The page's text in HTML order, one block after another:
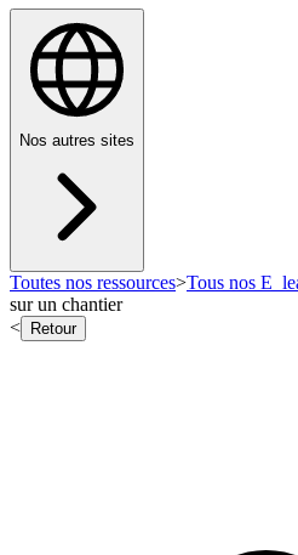
Nos autres sites
Toutes nos ressources>Tous nos
sur un chantier
<
Retour